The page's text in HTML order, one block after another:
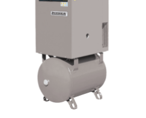
Скидка будет забронирована
вами номер в течение
Ваш номер телефона
Производительность